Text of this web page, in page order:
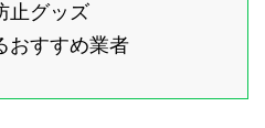
止グッズ
おすすめ業者